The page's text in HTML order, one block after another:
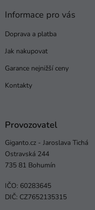
Informace pro vás
Doprava a platba
Jak nakupovat
Garance nejnižší ceny
Kontakty
Provozovatel
Giganto.cz - Jaroslava Tichá
Ostravská 244
735 81 Bohumín
IČO: 60283645
DIČ: CZ7652135315